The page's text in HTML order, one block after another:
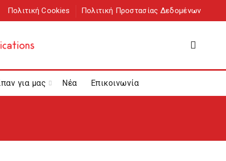
Πολιτική Cookies Πολιτική Προστασίας Δεδομένων
για μας Νέα Επικοινωνία